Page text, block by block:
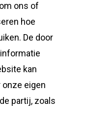
ons of
hoe
De door
kan
eigen
partij, zoals